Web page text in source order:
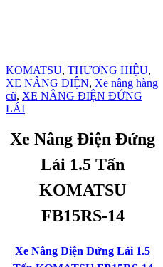
KOMATSU, THƯƠNG HIỆU,
XE NÂNG ĐIỆN, Xe nâng hàng
cũ, XE NÂNG ĐIỆN ĐỨNG
LÁI
Xe Nâng Điện Đứng
Lái 1.5 Tấn
KOMATSU
FB15RS-14
Xe Nâng Điện Đứng Lái 1.5